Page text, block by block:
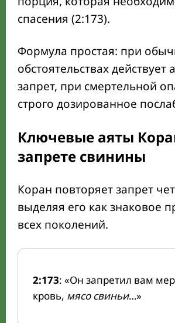
спасения (2:173).
Формула простая: при
обстоятельствах
запрет, при смертельной
строго дозированное
Ключевые аяты
запрете свинины
Коран повторяет запрет
выделяя его как знаковое
всех поколений.
2:173: «Он запретил вам
кровь, мясо свиньи…»